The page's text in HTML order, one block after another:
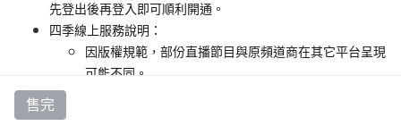
售完
先登出後再登入即可順利開通。
四季線上服務說明：
因版權規範，部份直播節目與原頻道商在其它平台呈現
可能不同。